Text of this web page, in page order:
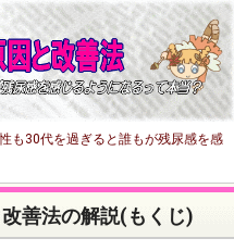
も30代を過ぎると誰もが残尿感を感
善法の解説(もくじ)